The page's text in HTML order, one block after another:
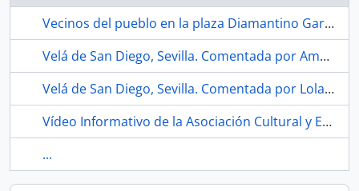
Vecinos del pueblo en la plaza Diamantino García. 1987. Los Corrales (Sevilla, España)
Velá de San Diego, Sevilla. Comentada por Amparo Pérez del bloque 17. 2021. Sevilla (España).
Velá de San Diego, Sevilla. Comentada por Lola Márquez del bloque 9 con la tablet matón. 2020. Sevilla (España).
Vídeo Informativo de la Asociación Cultural y Ecologista Comité Pro-Parque Educativo Miraflores. Incompleto. 1991. Sevilla (España).
...